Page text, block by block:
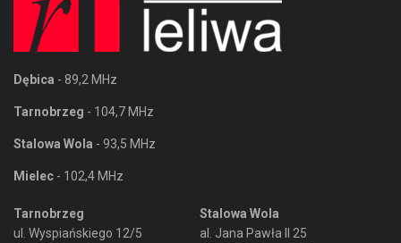
Dębica - 89,2 MHz
Tarnobrzeg - 104,7 MHz
Stalowa Wola - 93,5 MHz
Mielec - 102,4 MHz
Tarnobrzeg
ul. Wyspiańskiego 12/5
Stalowa Wola
al. Jana Pawła II 25